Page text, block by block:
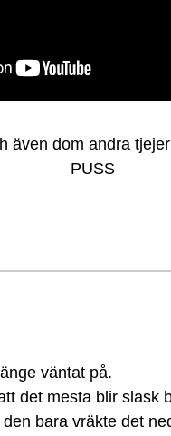
även dom andra
PUSS
väntat på.
det mesta blir slask
bara vräkte det